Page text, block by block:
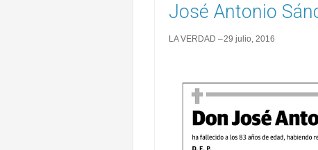
José Antonio
LA VERDAD 29 julio, 2016